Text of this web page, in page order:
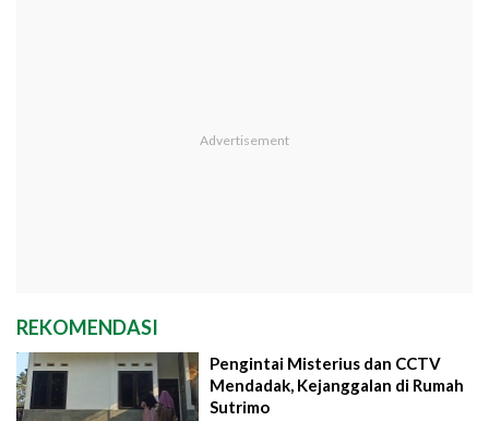
REKOMENDASI
Pengintai Misterius dan CCTV
Mendadak, Kejanggalan di Rumah
Sutrimo